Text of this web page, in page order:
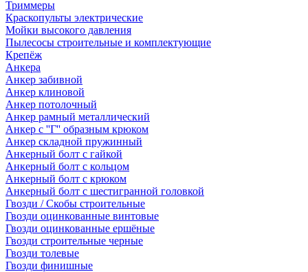
Триммеры
Краскопульты электрические
Мойки высокого давления
Пылесосы строительные и комплектующие
Крепёж
Анкера
Анкер забивной
Анкер клиновой
Анкер потолочный
Анкер рамный металлический
Анкер с ''Г'' образным крюком
Анкер складной пружинный
Анкерный болт с гайкой
Анкерный болт с кольцом
Анкерный болт с крюком
Анкерный болт с шестигранной головкой
Гвозди / Скобы строительные
Гвозди оцинкованные винтовые
Гвозди оцинкованные ершёные
Гвозди строительные черные
Гвозди толевые
Гвозди финишные